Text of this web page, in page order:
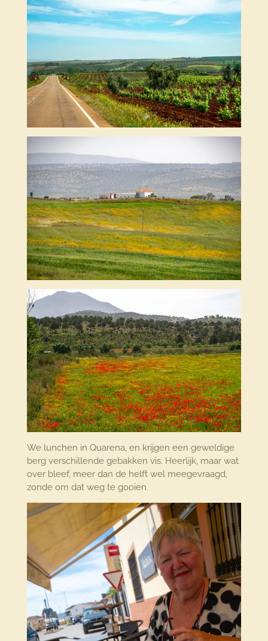
We lunchen in Quarena, en krijgen een geweldige
berg verschillende gebakken vis. Heerlijk, maar wat
over bleef, meer dan de helft wel meegevraagd,
zonde om dat weg te gooien.